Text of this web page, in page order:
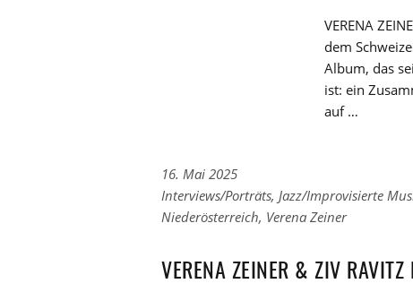
VERENA
dem
Album, das
ist: ein
auf …
16. Mai 2025
Links
zu
Kategorien
Interviews/Porträts, Jazz/Improvisierte
Links
den
Tags
Niederösterreich, Verena Zeiner
VERENA ZEINER & ZIV